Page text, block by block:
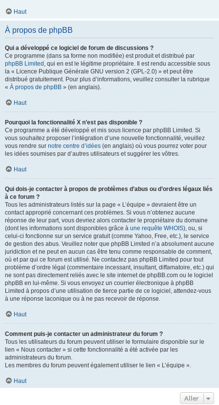
Haut
À propos de phpBB
Qui a développé ce logiciel de forum de discussions ?
Ce programme (dans sa forme non modifiée) est produit et distribué par
phpBB Limited , qui en est le légitime propriétaire. Il est rendu accessible sous
la « Licence Publique Générale GNU version 2 (GPL-2.0) » et peut être
distribué gratuitement. Pour plus d’informations, veuillez consulter la rubrique
« À propos de phpBB » (en anglais).
Haut
Pourquoi la fonctionnalité X n’est pas disponible ?
Ce programme a été développé et mis sous licence par phpBB Limited. Si
vous souhaitez proposer l’intégration d’une nouvelle fonctionnalité, veuillez
vous rendre sur notre centre d’idées (en anglais) où vous pourrez voter pour
les idées soumises par d’autres utilisateurs et suggérer les vôtres.
Haut
Qui dois-je contacter à propos de problèmes d’abus ou d’ordres légaux liés
à ce forum ?
Tous les administrateurs listés sur la page « L’équipe » devraient être un
contact approprié concernant ces problèmes. Si vous n’obtenez aucune
réponse de leur part, vous devriez alors contacter le propriétaire du domaine
(dont les informations sont disponibles grâce à une requête WHOIS), ou, si
celui-ci fonctionne sur un service gratuit (comme Yahoo, Free, etc.), le service
de gestion des abus. Veuillez noter que phpBB Limited n’a absolument aucune
juridiction et ne peut en aucun cas être tenu comme responsable de comment,
où et par qui ce forum est utilisé. Ne contactez pas phpBB Limited pour tout
problème d’ordre légal (commentaire incessant, insultant, diffamatoire, etc.) qui
ne sont pas directement reliés avec le site internet de phpBB.com ou le logiciel
phpBB en lui-même. Si vous envoyez un courrier électronique à phpBB
Limited à propos d’une utilisation de tierce partie de ce logiciel, attendez-vous
à une réponse laconique ou à ne pas recevoir de réponse.
Haut
Comment puis-je contacter un administrateur du forum ?
Tous les utilisateurs du forum peuvent utiliser le formulaire disponible sur le
lien « Nous contacter » si cette fonctionnalité a été activée par les
administrateurs du forum.
Les membres du forum peuvent également utiliser le lien « L’équipe ».
Haut
Aller